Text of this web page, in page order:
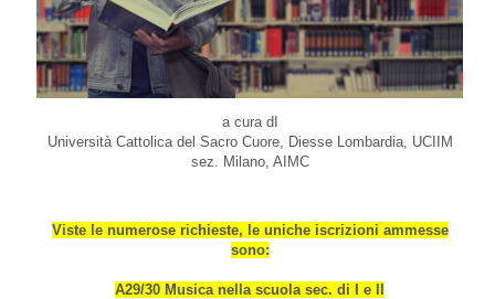
a cura dI
Università Cattolica del Sacro Cuore, Diesse Lombardia, UCIIM
sez. Milano, AIMC
Viste le numerose richieste, le uniche iscrizioni ammesse
sono:
A29/30 Musica nella scuola sec. di I e II